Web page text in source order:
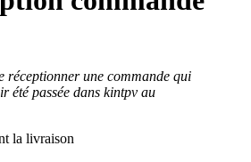
réceptionner une commande qui
été passée dans kintpv au
la livraison